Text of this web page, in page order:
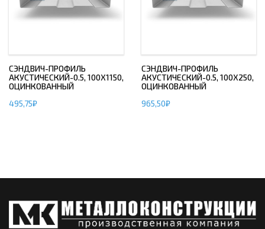
СЭНДВИЧ-ПРОФИЛЬ
АКУСТИЧЕСКИЙ-0.5, 100Х1150,
ОЦИНКОВАННЫЙ
495,75₽
СЭНДВИЧ-ПРОФИЛЬ
АКУСТИЧЕСКИЙ-0.5, 100Х250,
ОЦИНКОВАННЫЙ
965,50₽